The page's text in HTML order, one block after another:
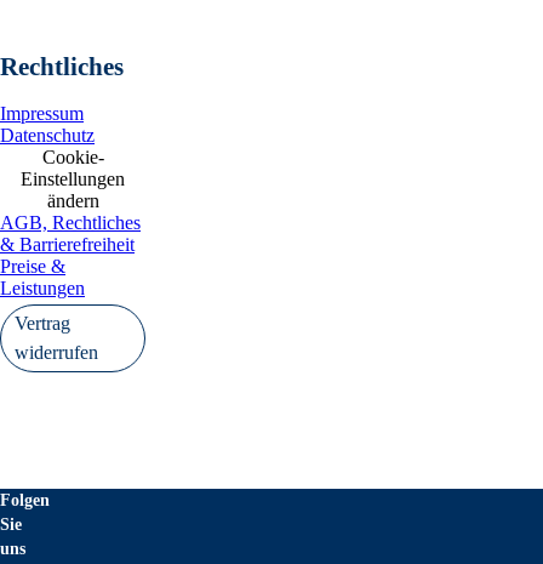
Rechtliches
Impressum
Datenschutz
Cookie-
Einstellungen
ändern
AGB, Rechtliches
& Barrierefreiheit
Preise &
Leistungen
Vertrag
widerrufen
Folgen
Sie
uns